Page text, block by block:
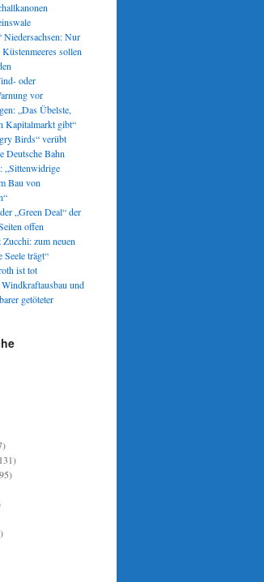
Niedersachsen: Nur
sollen
oder
vor
„Das Übelste,
Kapitalmarkt gibt“
Birds“ verübt
Deutsche Bahn
„Sittenwidrige
Bau von
„Green Deal“ der
offen
zum neuen
Seele trägt“
ist tot
und
getöteter